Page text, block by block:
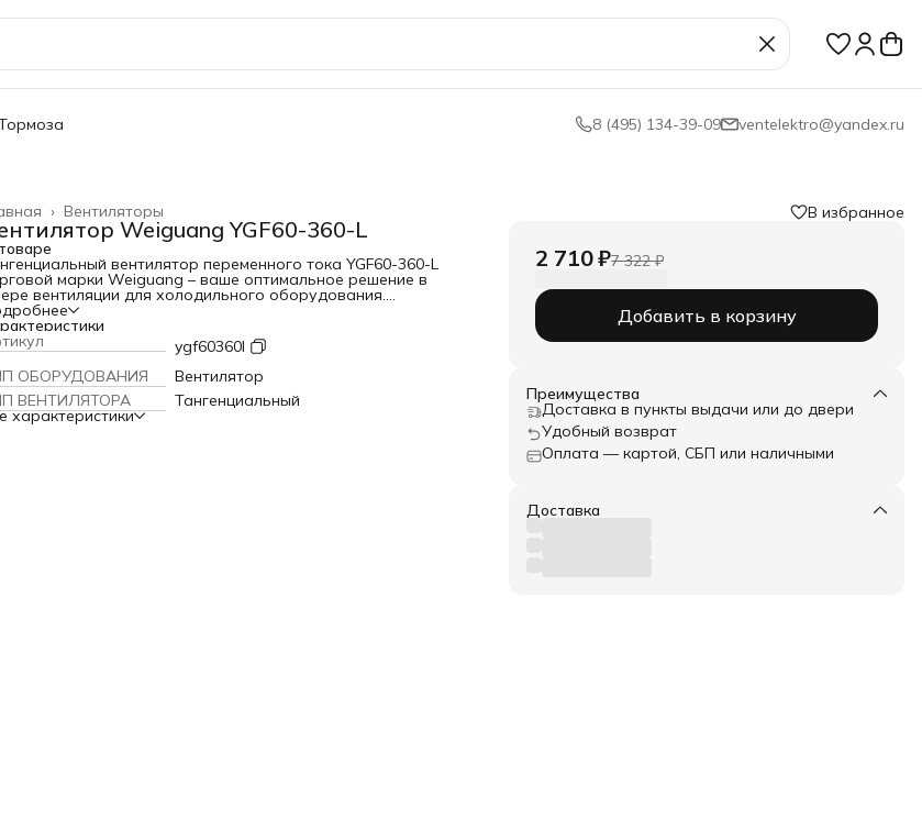
8 (495) 134-39-09 ventelektro@yandex.ru
Вентиляторы
›
Weiguang YGF60-360-L
вентилятор переменного тока YGF60-360-L
марки Weiguang – ваше оптимальное решение в
вентиляции для холодильного оборудования.
серии YGF имеют специальную влагозащищенную
для холодильной техники. Устройства
двигателями с расщепленными полюсами, с
двигателя, залитой специальным составом.
осуществляется с помощью многожильного
или штекерного разъема с пазом 5 мм. Широкий
рабочих температур (от -25°С до +50°С)
эффективной работе вентилятора при
ygf60360l
ОБОРУДОВАНИЯ
Вентилятор
ВЕНТИЛЯТОРА
Тангенциальный
характеристики
В избранное
2 710 ₽7 322 ₽
Добавить в корзину
Преимущества
Доставка в пункты выдачи или до двери
Удобный возврат
Оплата — картой, СБП или наличными
Доставка